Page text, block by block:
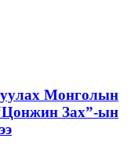
Монголын
Зах”-ын